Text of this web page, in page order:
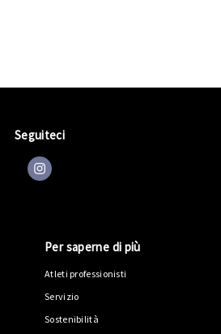
Seguiteci
Per saperne di più
Atleti professionisti
Servizio
Sostenibilità